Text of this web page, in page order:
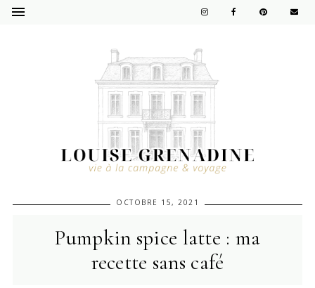
OCTOBRE 15, 2021
Pumpkin spice latte : ma
recette sans café